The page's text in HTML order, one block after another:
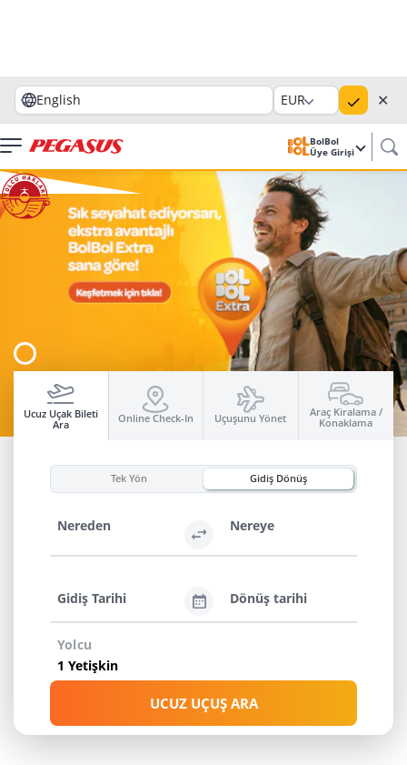
English EUR ✕
BolBol
Üye Girişi
Ucuz Uçak Bileti
Ara
Online Check-In Uçuşunu Yönet
Araç Kiralama /
Konaklama
Tek Yön Gidiş Dönüş
Nereden Nereye
Gidiş Tarihi Dönüş tarihi
Yolcu
UCUZ UÇUŞ ARA